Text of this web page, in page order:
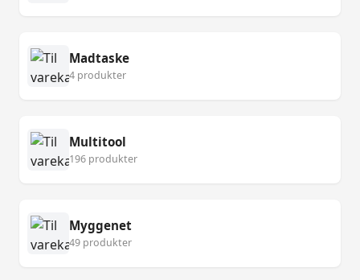
Madtaske
4 produkter
Multitool
196 produkter
Myggenet
49 produkter